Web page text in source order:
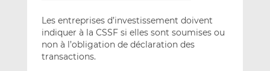
Les entreprises d’investissement doivent
indiquer à la CSSF si elles sont soumises ou
non à l’obligation de déclaration des
transactions.